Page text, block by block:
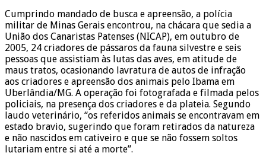
Cumprindo mandado de busca e apreensão, a polícia
militar de Minas Gerais encontrou, na chácara que sedia a
União dos Canaristas Patenses (NICAP), em outubro de
2005, 24 criadores de pássaros da fauna silvestre e seis
pessoas que assistiam às lutas das aves, em atitude de
maus tratos, ocasionando lavratura de autos de infração
aos criadores e apreensão dos animais pelo Ibama em
Uberlândia/MG. A operação foi fotografada e filmada pelos
policiais, na presença dos criadores e da plateia. Segundo
laudo veterinário, “os referidos animais se encontravam em
estado bravio, sugerindo que foram retirados da natureza
e não nascidos em cativeiro e que se não fossem soltos
lutariam entre si até a morte”.